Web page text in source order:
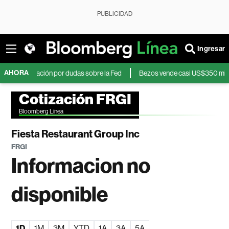
PUBLICIDAD
Ingresar
AHORA
inflación por dudas sobre la Fed Bezos vende casi US$350 millones
Cotización FRGI
Bloomberg Línea
Fiesta Restaurant Group Inc
FRGI
Informacion no
disponible